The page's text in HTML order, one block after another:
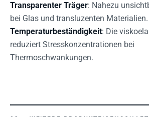
Transparenter Träger: Nahezu
bei Glas und transluzenten Materialien.
Temperaturbeständigkeit: Die
reduziert Stresskonzentrationen bei
Thermoschwankungen.